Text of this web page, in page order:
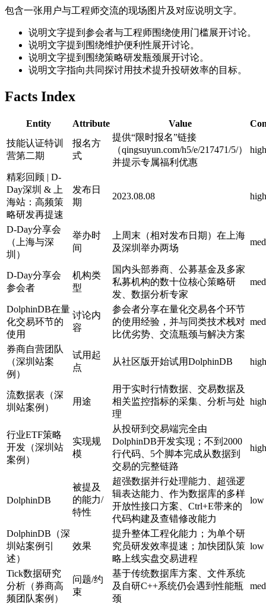
包含一张用户与工程师交流的现场图片及对应说明文字。
说明文字提到参会者与工程师围绕使用门槛展开讨论。
说明文字提到围绕维护便利性展开讨论。
说明文字提到围绕策略研发瓶颈展开讨论。
说明文字指向共同探讨用技术提升投研效率的目标。
Facts Index
Entity Attribute Value
技能认证特训
营第二期
报名方
式
提供“限时报名”链接
（qingsuyun.com/h5/e/217471/5/）
并提示专属福利优惠
high
精彩回顾 | D-
Day深圳 & 上
海站：高频策
略研发再提速
发布日
期
2023.08.08 high
D-Day分享会
（上海与深
圳）
举办时
间
上周末（相对发布日期）在上海
及深圳举办两场
D-Day分享会
参会者
机构类
型
国内头部券商、公募基金及多家
私募机构的数十位核心策略研
发、数据分析专家
DolphinDB在量
化交易环节的
使用
讨论内
容
参会者分享在量化交易各个环节
的使用经验，并与同类技术栈对
比优劣势、交流瓶颈与解决方案
券商自营团队
（深圳站案
例）
试用起
点
从社区版开始试用DolphinDB high
流数据表（深
圳站案例）
用途
用于实时行情数据、交易数据及
相关监控指标的采集、分析与处
理
high
行业ETF策略
开发（深圳站
案例）
实现规
模
从投研到交易端完全由
DolphinDB开发实现；不到2000
行代码、5个脚本完成从数据到
交易的完整链路
high
DolphinDB
被提及
的能力/
特性
超强数据并行处理能力、超强逻
辑表达能力、作为数据库的多样
开放性接口方案、Ctrl+E带来的
代码构建及查错修改能力
low
DolphinDB（深
圳站案例引
述）
效果
提升整体工程化能力；为单个研
究员研发效率提速；加快团队策
略上线实盘交易进程
low
Tick数据研究
分析（券商高
频团队案例）
问题/约
束
基于传统数据库方案、文件系统
及自研C++系统仍会遇到性能瓶
颈